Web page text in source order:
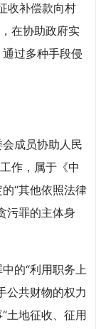
收补偿款向村
在协助政府实
过多种手段侵
成员协助人民
作，属于《中
“其他依照法律
污罪的主体身
的“利用职务上
公共财物的权力
土地征收、征用